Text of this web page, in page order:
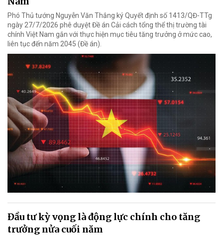
Phó Thủ tướng Nguyễn Văn Thắng ký Quyết định số 1413/QĐ-TTg
ngày 27/7/2026 phê duyệt Đề án Cải cách tổng thể thị trường tài
chính Việt Nam gắn với thực hiện mục tiêu tăng trưởng ở mức cao,
liên tục đến năm 2045 (Đề án).
Đầu tư kỳ vọng là động lực chính cho tăng
trưởng nửa cuối năm